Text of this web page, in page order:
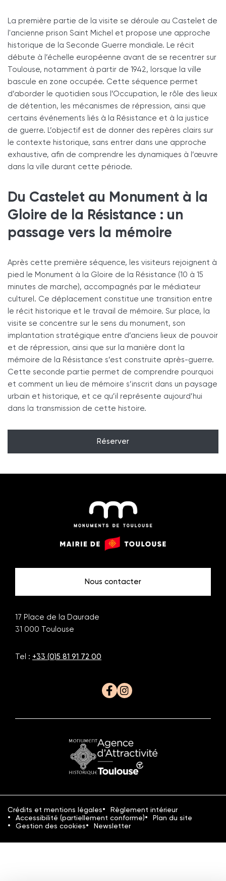
La première partie de la visite se déroule au Castelet de
l'ancienne prison Saint Michel et propose une approche
historique de la Seconde Guerre mondiale. Le récit
débute à l’échelle européenne avant de se recentrer sur
Toulouse, notamment à partir de 1942, lorsque la ville
bascule en zone occupée. Cette séquence permet
d’aborder le quotidien sous l’Occupation, le rôle des lieux
de détention, les mécanismes de répression, ainsi que
certains événements liés à la Résistance et à la justice
de guerre. L’objectif est de donner des repères clairs sur
le contexte historique, sans entrer dans une approche
exhaustive, afin de comprendre les dynamiques à l’œuvre
dans la ville durant cette période.
Du Castelet au Monument à la
Gloire de la Résistance : un
passage vers la mémoire
Après cette première séquence, les visiteurs rejoignent à
pied le Monument à la Gloire de la Résistance (10 à 15
minutes de marche), accompagnés par le médiateur
culturel. Ce déplacement constitue une transition entre
le récit historique et le travail de mémoire. Sur place, la
visite se concentre sur le sens du monument, son
implantation stratégique entre d’anciens lieux de pouvoir
et de répression, ainsi que sur la manière dont la
mémoire de la Résistance s’est construite après-guerre.
Cette seconde partie permet de comprendre pourquoi
et comment un lieu de mémoire s’inscrit dans un paysage
urbain et historique, et ce qu’il représente aujourd’hui
dans la transmission de cette histoire.
Réserver
Monuments Mairie
Nous contacter
17 Place de la Daurade
31 000 Toulouse
Tel : +33 (0)5 81 91 72 00
FacebookInstagram
Crédits et mentions légales
Règlement intérieur
Accessibilité (partiellement conforme)
Plan du site
Gestion des cookies
Newsletter